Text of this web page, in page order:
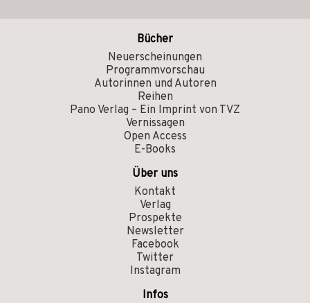
Bücher
Neuerscheinungen
Programmvorschau
Autorinnen und Autoren
Reihen
Pano Verlag – Ein Imprint von TVZ
Vernissagen
Open Access
E-Books
Über uns
Kontakt
Verlag
Prospekte
Newsletter
Facebook
Twitter
Instagram
Infos